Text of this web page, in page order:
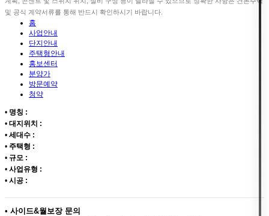
및 공식 계약서류를 통해 반드시 확인하시기 바랍니다.
홈
사업안내
단지안내
주택형안내
홍보센터
분양가
방문예약
청약
• 명칭 :
• 대지위치 :
• 세대수 :
• 주택형 :
• 규모 :
• 사업유형 :
• 시공 :
• 사이드&월보장 문의